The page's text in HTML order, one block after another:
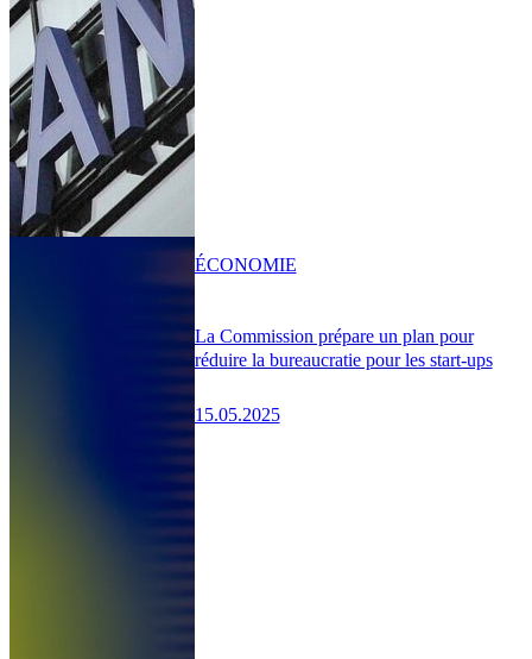
La Commission prépare un plan pour
réduire la bureaucratie pour les start-ups
15.05.2025
ÉCONOMIE